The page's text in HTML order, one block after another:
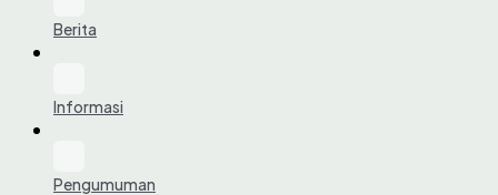
Berita
Informasi
Pengumuman